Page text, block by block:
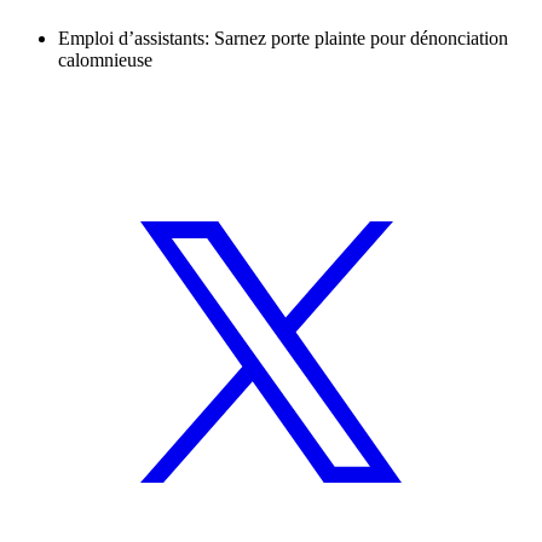
Emploi d’assistants: Sarnez porte plainte pour dénonciation
calomnieuse